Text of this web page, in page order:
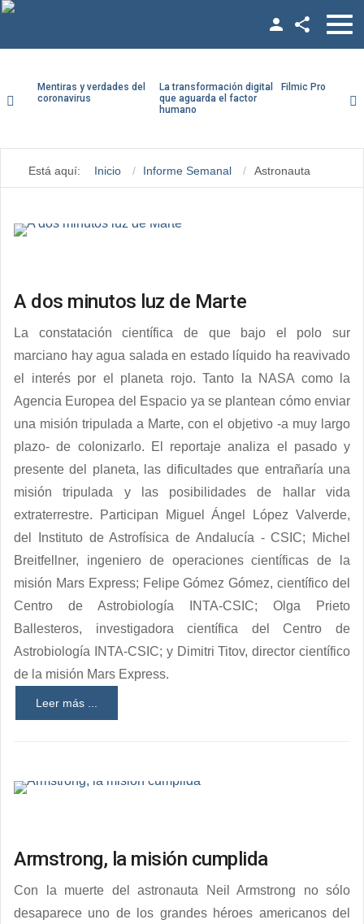
YouTube
LinkedIn
Mentiras y verdades del
coronavirus
La transformación digital
que aguarda el factor
humano
Filmic Pro paso a
Está aquí: Inicio Informe Semanal Astronauta
A dos minutos luz de Marte
La constatación científica de que bajo el polo sur
marciano hay agua salada en estado líquido ha reavivado
el interés por el planeta rojo. Tanto la NASA como la
Agencia Europea del Espacio ya se plantean cómo enviar
una misión tripulada a Marte, con el objetivo -a muy largo
plazo- de colonizarlo. El reportaje analiza el pasado y
presente del planeta, las dificultades que entrañaría una
misión tripulada y las posibilidades de hallar vida
extraterrestre. Participan Miguel Ángel López Valverde,
del Instituto de Astrofísica de Andalucía - CSIC; Michel
Breitfellner, ingeniero de operaciones científicas de la
misión Mars Express; Felipe Gómez Gómez, científico del
Centro de Astrobiología INTA-CSIC; Olga Prieto
Ballesteros, investigadora científica del Centro de
Astrobiología INTA-CSIC; y Dimitri Titov, director científico
de la misión Mars Express.
Leer más ...
Armstrong, la misión cumplida
Con la muerte del astronauta Neil Armstrong no sólo
desaparece uno de los grandes héroes americanos del